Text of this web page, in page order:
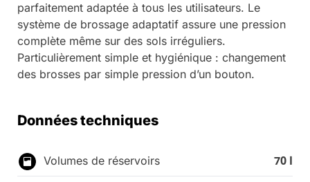
parfaitement adaptée à tous les utilisateurs. Le
système de brossage adaptatif assure une pression
complète même sur des sols irréguliers.
Particulièrement simple et hygiénique : changement
des brosses par simple pression d’un bouton.
Données techniques
Volumes de réservoirs 70 l